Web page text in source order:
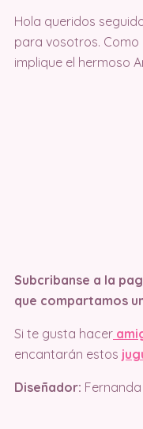
Hola queridos
para vosotros.
implique el hermoso
Subcribanse a la
que compartamos
Si te gusta hacer
encantarán estos
Diseñador: